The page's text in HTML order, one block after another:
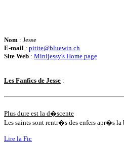
Nom : Jesse
E-mail : pitite@bluewin.ch
Site Web : Minijessy's Home page
Les Fanfics de Jesse :
Plus dure est la d�scente
Les saints sont rentr�s des enfers apr�s
Lire la Fic